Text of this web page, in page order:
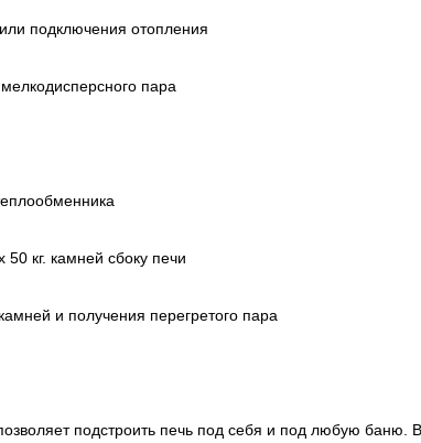
подключения отопления
пара
кг. камней сбоку печи
и получения перегретого пара
подстроить печь под себя и под любую баню.